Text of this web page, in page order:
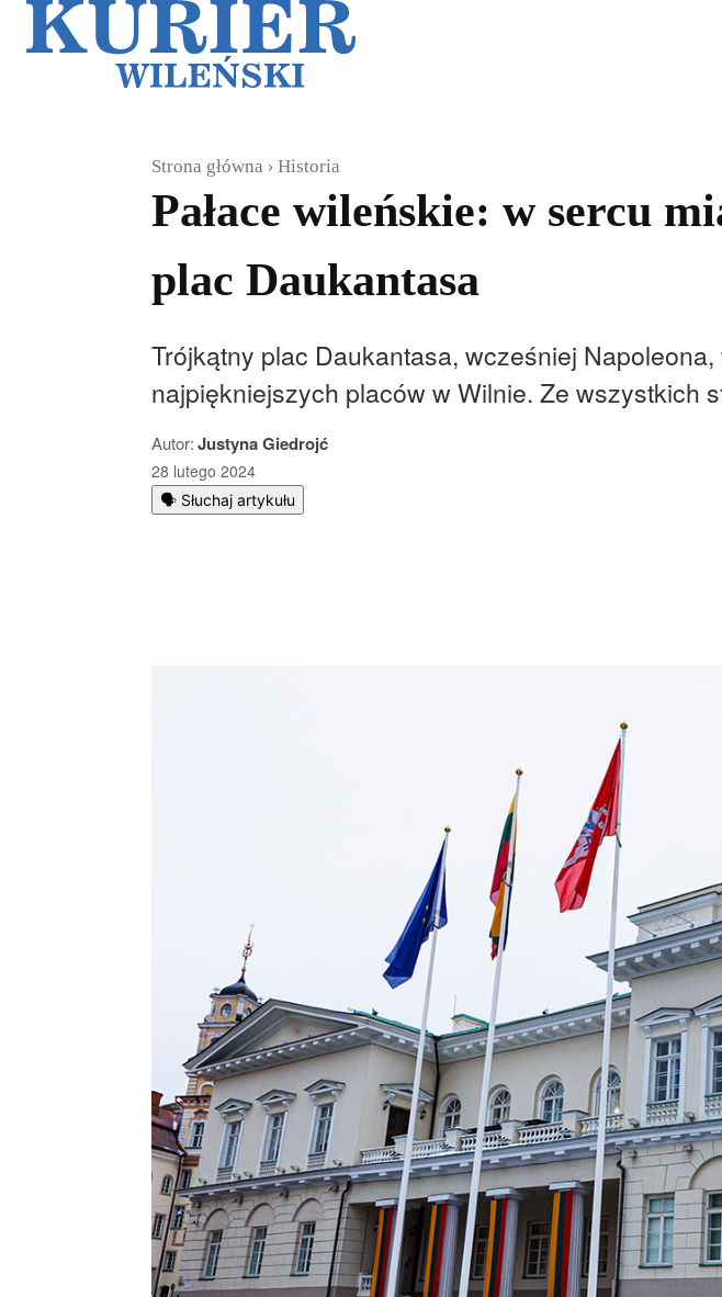
Strona główna Historia
Pałace wileńskie: w sercu
plac Daukantasa
Trójkątny plac Daukantasa, wcześniej
najpiękniejszych placów w Wilnie. Ze wszystkich
Autor:Justyna Giedrojć
28 lutego 2024
🗣️ Słuchaj artykułu